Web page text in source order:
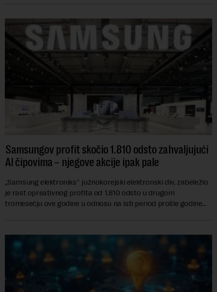
Samsungov profit skočio 1.810 odsto zahvaljujući
AI čipovima – njegove akcije ipak pale
,,Samsung elektroniks'' južnokorejski elektronski div, zabeležio
je rast opreativnog profita od 1.810 odsto u drugom
tromesečju ove godine u odnosu na isti period prošle godine